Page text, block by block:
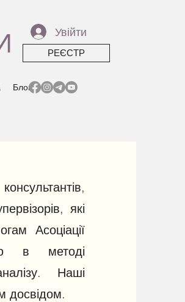
Увійти
РЕЄСТР
Блог
які
Асоціації
в методі
Наші
досвідом.